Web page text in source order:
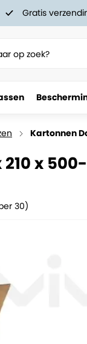
Gratis
Kartonnen
x
30)